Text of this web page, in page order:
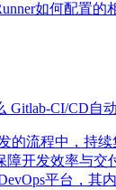
的DevOps平台
程语言和框架，
容器扫描等工
安全漏洞和质量
效率和软件的安
如何配置的
Gitlab-CI/CD自
的流程中，持
障开发效率与
平台，其